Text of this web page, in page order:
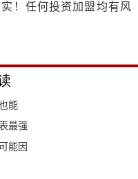
！任何投资加盟均有风
能
最强
能因